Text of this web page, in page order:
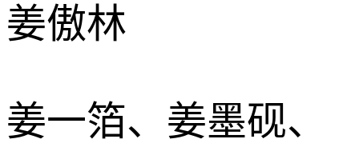
姜傲林
姜一箔、姜墨砚、